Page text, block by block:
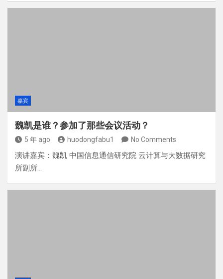
嘉宾
魏凯是谁？参加了那些会议活动？
5 年 ago huodongfabu1 No Comments
演讲嘉宾：魏凯 中国信息通信研究院 云计算与大数据研究
所副所…